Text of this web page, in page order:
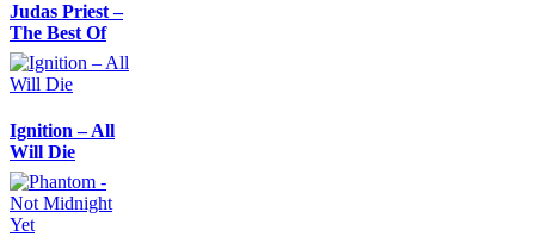
Judas Priest –
The Best Of
Ignition – All
Will Die